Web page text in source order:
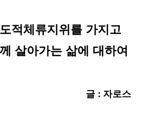
적체류지위를 가지고
살아가는 삶에 대하여
글 : 자로스